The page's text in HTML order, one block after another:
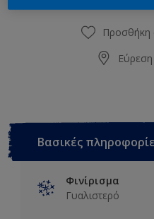
Προσθήκη
Βασικές
Φινίρισμα
Γυαλιστερό